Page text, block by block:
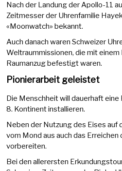
Nach der Landung der Apollo-11
Zeitmesser der Uhrenfamilie
«Moonwatch» bekannt.
Auch danach waren Schweizer
Weltraummissionen, die mit
Raumanzug befestigt waren.
Pionierarbeit geleistet
Die Menschheit will dauerhaft
8. Kontinent installieren.
Neben der Nutzung des Eises auf
vom Mond aus auch das
vorbereiten.
Bei den allerersten